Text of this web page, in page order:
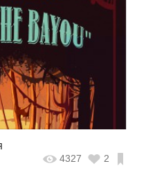
4327 2